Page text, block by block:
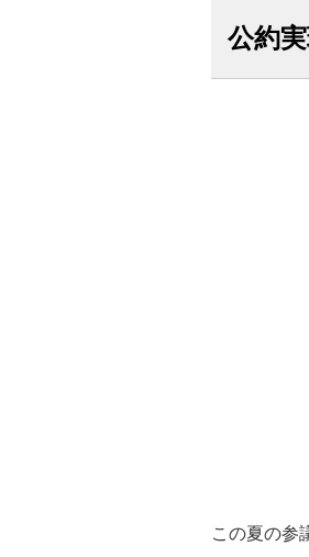
公約
この夏の参